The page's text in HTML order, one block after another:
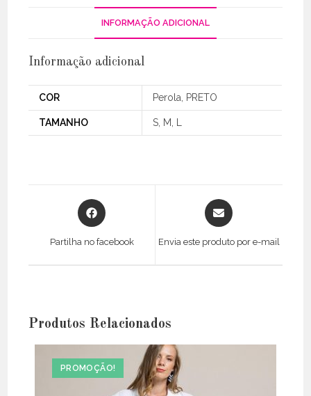
INFORMAÇÃO ADICIONAL
Informação adicional
COR Perola, PRETO
TAMANHO S, M, L
Opens
in
Partilha no facebook
Opens
in
Envia este produto por e-mail
Produtos Relacionados
PROMOÇÃO!